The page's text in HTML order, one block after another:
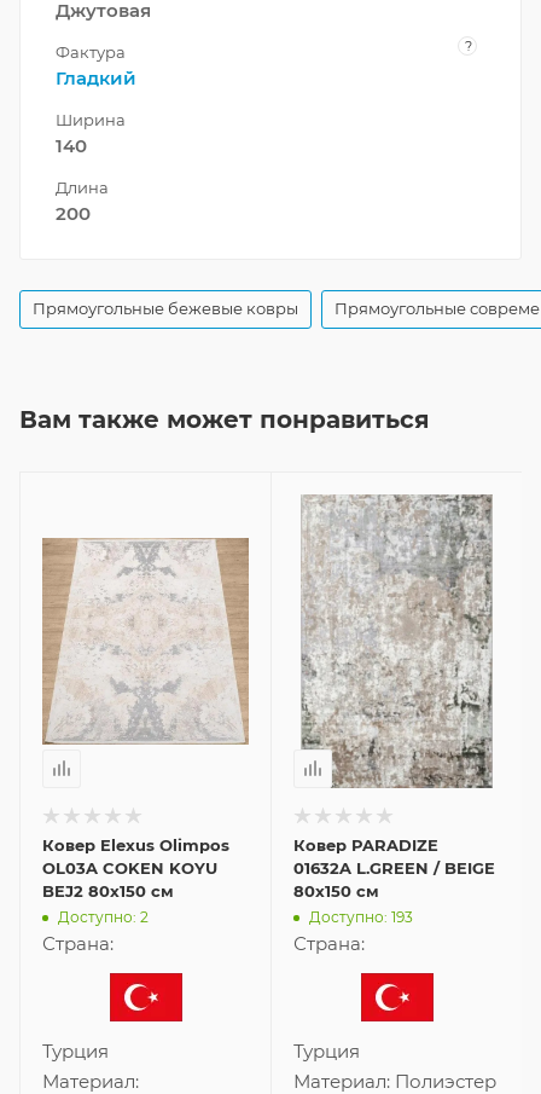
Джутовая
Фактура ?
Гладкий
Ширина
140
Длина
200
Прямоугольные бежевые ковры Прямоугольные
Вам также может понравиться
Ковер Elexus Olimpos
OL03A COKEN KOYU
BEJ2 80x150 см
Доступно: 2
Страна:
Турция
Материал:
Ковер PARADIZE
01632A L.GREEN / BEIGE
80x150 см
Доступно: 193
Страна:
Турция
Материал: Полиэстер